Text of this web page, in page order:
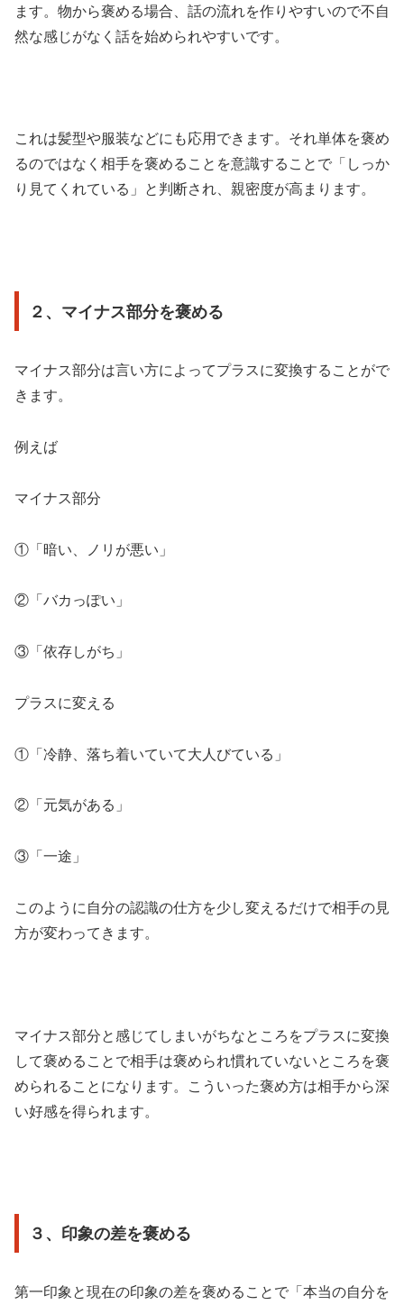
ます。物から褒める場合、話の流れを作りやすいので不自
然な感じがなく話を始められやすいです。
これは髪型や服装などにも応用できます。それ単体を褒め
るのではなく相手を褒めることを意識することで「しっか
り見てくれている」と判断され、親密度が高まります。
２、マイナス部分を褒める
マイナス部分は言い方によってプラスに変換することがで
きます。
例えば
マイナス部分
①「暗い、ノリが悪い」
②「バカっぽい」
③「依存しがち」
プラスに変える
①「冷静、落ち着いていて大人びている」
②「元気がある」
③「一途」
このように自分の認識の仕方を少し変えるだけで相手の見
方が変わってきます。
マイナス部分と感じてしまいがちなところをプラスに変換
して褒めることで相手は褒められ慣れていないところを褒
められることになります。こういった褒め方は相手から深
い好感を得られます。
３、印象の差を褒める
第一印象と現在の印象の差を褒めることで「本当の自分を